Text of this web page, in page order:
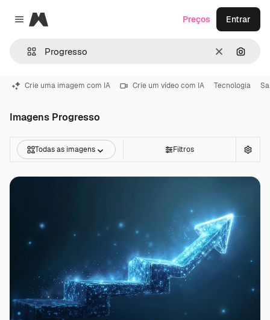
Close menu
Magnific
Limpar
Preços Entrar
Crie uma imagem com IA Crie um vídeo com IA Tecnologia
Imagens Progresso
Todas as imagens Filtros